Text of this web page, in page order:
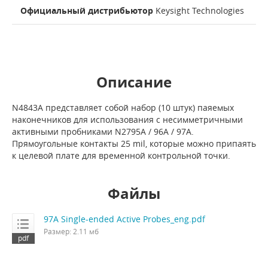
Официальный дистрибьютор Keysight Technologies
Описание
N4843A представляет собой набор (10 штук) паяемых
наконечников для использования с несимметричными
активными пробниками N2795A / 96A / 97A.
Прямоугольные контакты 25 mil, которые можно припаять
к целевой плате для временной контрольной точки.
Файлы
97A Single-ended Active Probes_eng.pdf
Размер: 2.11 мб